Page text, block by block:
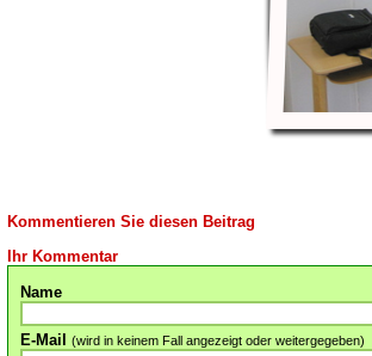
Kommentieren Sie diesen Beitrag
Ihr Kommentar
Name
E-Mail (wird in keinem Fall angezeigt oder weitergegeben)